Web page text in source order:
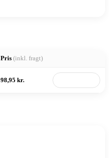
Pris (inkl. fragt)
98,95 kr.